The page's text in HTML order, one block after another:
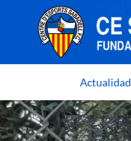
Actualidad